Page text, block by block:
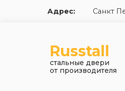
Адрес: Санкт
Russtall
стальные двери
от производителя